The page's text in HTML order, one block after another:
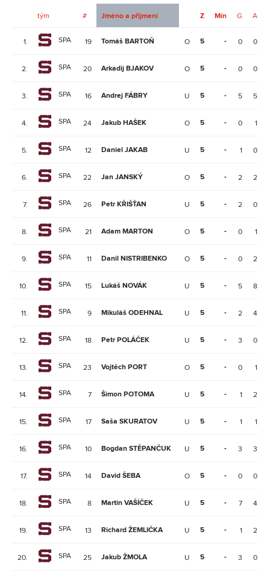
tým # Jméno a příjmení Z Min G A
1. SPA 19 Tomáš BARTOŇ O 5 - 0 0
2. SPA 20 Arkadij BJAKOV O 5 - 0 0
3. SPA 16 Andrej FÁBRY U 5 - 5 5
4. SPA 24 Jakub HAŠEK O 5 - 0 1
5. SPA 12 Daniel JAKAB U 5 - 1 0
6. SPA 22 Jan JANSKÝ O 5 - 2 2
7. SPA 26 Petr KŘIŠŤAN U 5 - 2 0
8. SPA 21 Adam MARTON O 5 - 0 1
9. SPA 11 Danil NISTRIBENKO O 5 - 0 2
10. SPA 15 Lukáš NOVÁK U 5 - 5 8
11. SPA 9 Mikuláš ODEHNAL U 5 - 2 4
12. SPA 18 Petr POLÁČEK U 5 - 3 0
13. SPA 23 Vojtěch PORT O 5 - 0 1
14. SPA 7 Šimon POTOMA U 5 - 1 2
15. SPA 17 Saša SKURATOV U 5 - 1 1
16. SPA 10 Bogdan STĚPANČUK U 5 - 3 3
17. SPA 14 David ŠEBA O 5 - 0 0
18. SPA 8 Martin VAŠÍČEK U 5 - 7 4
19. SPA 13 Richard ŽEMLIČKA U 5 - 1 2
20. SPA 25 Jakub ŽMOLA U 5 - 3 0